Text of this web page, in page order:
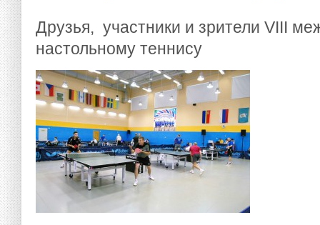
Друзья, участники и зрители VIII
настольному теннису